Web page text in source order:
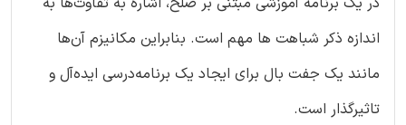
اندازه ذکر شباهت ها مهم است. بنابراین مکانیزم آن‌ها
مانند یک جفت بال برای ایجاد یک برنامه‌درسی ایده‌آل و
تاثیرگذار است.